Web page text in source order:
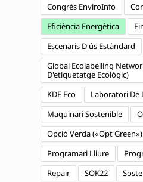
Congrés EnviroInfo
Eficiència Energètica
Escenaris D'ús Estàndard
Global Ecolabelling
D'etiquetatge Ecològic)
KDE Eco
Laboratori De
Maquinari Sostenible
Opció Verda («Opt Green»)
Programari Lliure
Repair
SOK22